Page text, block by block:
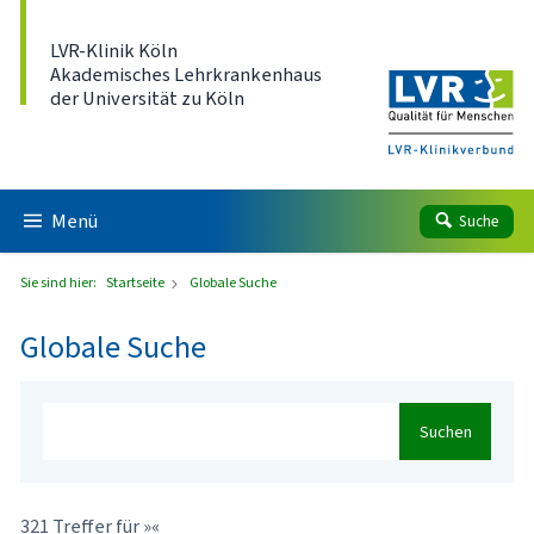
LVR-Klinik Köln
Akademisches Lehrkrankenhaus
der Universität zu Köln
Menü Suche
Sie sind hier: Startseite Globale Suche
Globale Suche
Suchen
321 Treffer für »«